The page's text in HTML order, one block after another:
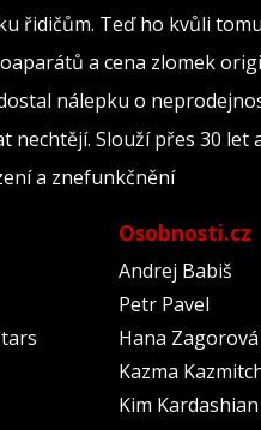
řidičům. Teď ho kvůli
a cena zlomek
nálepku o
Slouží přes 30 let
a znefunkčnění
Osobnosti.cz
Andrej Babiš
Petr Pavel
Hana Zagorová
Kazma
Kim Kardashian